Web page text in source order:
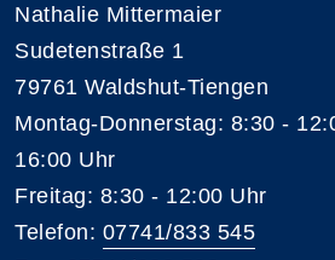
Nathalie Mittermaier
Sudetenstraße 1
79761 Waldshut-Tiengen
Montag-Donnerstag: 8:30 -
16:00 Uhr
Freitag: 8:30 - 12:00 Uhr
Telefon: 07741/833 545